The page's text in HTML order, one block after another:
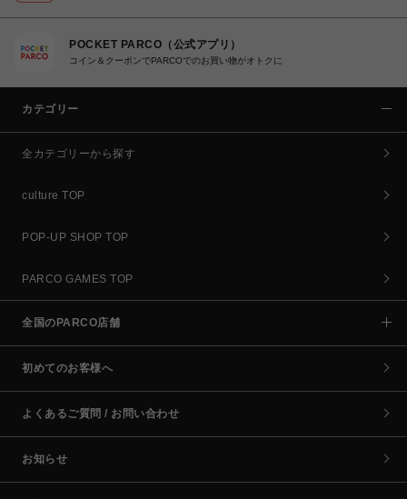
POCKET PARCO（公式アプリ）
コイン＆クーポンでPARCOでのお買い物がオトクに
カテゴリー
全カテゴリーから探す
culture TOP
POP-UP SHOP TOP
PARCO GAMES TOP
全国のPARCO店舗
初めてのお客様へ
よくあるご質問 / お問い合わせ
お知らせ